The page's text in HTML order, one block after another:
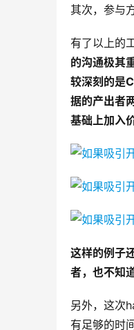
其次，参与
有了以上的
的沟通极其
较深刻的是
据的产出者
基础上加入
这样的例子
者，也不知
另外，这次
有足够的时